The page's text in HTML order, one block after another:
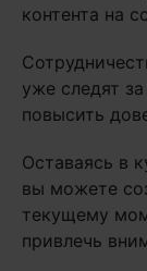
контента на
уже следят
повысить
Оставаясь в
вы можете
текущему
привлечь